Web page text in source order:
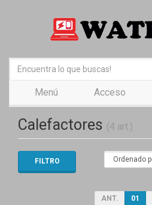
Menú Acceso
Calefactores (4 art.)
FILTRO
ANT. 01